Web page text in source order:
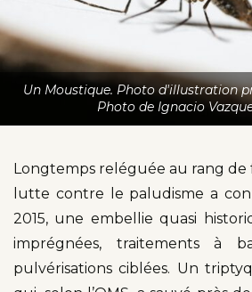
Un Moustique. Photo d'illustration
Photo de Ignacio
Longtemps reléguée au rang de
lutte contre le paludisme a
2015, une embellie quasi
imprégnées, traitements à
pulvérisations ciblées. Un